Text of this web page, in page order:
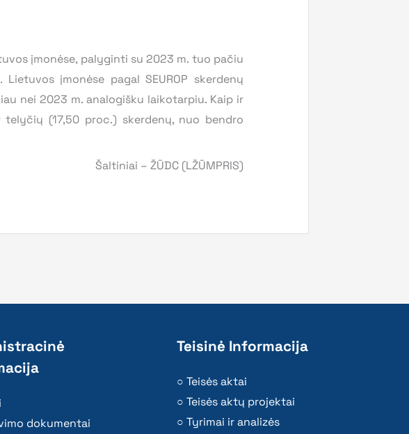
įmonėse, palyginti su 2023 m. tuo pačiu
įmonėse pagal SEUROP skerdenų
nei 2023 m. analogišku laikotarpiu. Kaip ir
(17,50 proc.) skerdenų, nuo bendro
Šaltiniai – ŽŪDC (LŽŪMPRIS)
dokumentai
Teisinė Informacija
Teisės aktai
Teisės aktų projektai
Tyrimai ir analizės